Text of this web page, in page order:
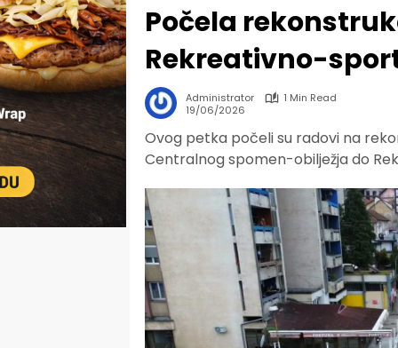
Počela
Rekreativno-
Administrator
1 Min Read
19/06/2026
Ovog petka počeli su radovi na
Centralnog spomen-obilježja do